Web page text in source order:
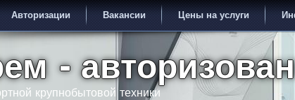
-
крупнобытовой техники
Авторизации Вакансии Цены на услуги